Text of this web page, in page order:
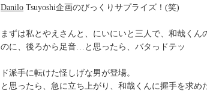
Danilo Tsuyoshi企画のびっくりサプライズ！(笑)
まずは私とやえさんと、にいにいと三人で、和哉く
のに、後ろから足音…と思ったら、バタっドテッ
ド派手に転けた怪しげな男が登場。
と思ったら、急に立ち上がり、和哉くんに握手を求め